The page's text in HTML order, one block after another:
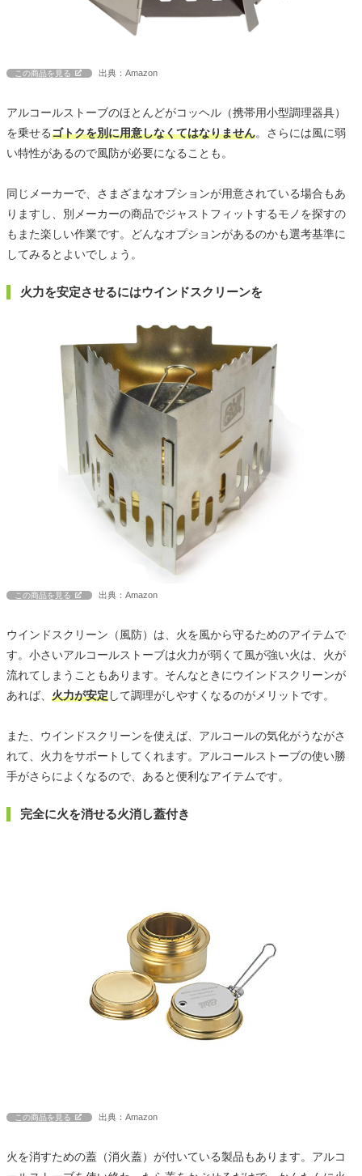
この商品を見る 出典：Amazon
アルコールストーブのほとんどがコッヘル（携帯用小型調理器具）
を乗せるゴトクを別に用意しなくてはなりません。さらには風に弱
い特性があるので風防が必要になることも。
同じメーカーで、さまざまなオプションが用意されている場合もあ
りますし、別メーカーの商品でジャストフィットするモノを探すの
もまた楽しい作業です。どんなオプションがあるのかも選考基準に
してみるとよいでしょう。
火力を安定させるにはウインドスクリーンを
この商品を見る 出典：Amazon
ウインドスクリーン（風防）は、火を風から守るためのアイテムで
す。小さいアルコールストーブは火力が弱くて風が強い火は、火が
流れてしまうこともあります。そんなときにウインドスクリーンが
あれば、 火力が安定して調理がしやすくなるのがメリットです。
また、ウインドスクリーンを使えば、アルコールの気化がうながさ
れて、火力をサポートしてくれます。アルコールストーブの使い勝
手がさらによくなるので、あると便利なアイテムです。
完全に火を消せる火消し蓋付き
この商品を見る 出典：Amazon
火を消すための蓋（消火蓋）が付いている製品もあります。アルコ